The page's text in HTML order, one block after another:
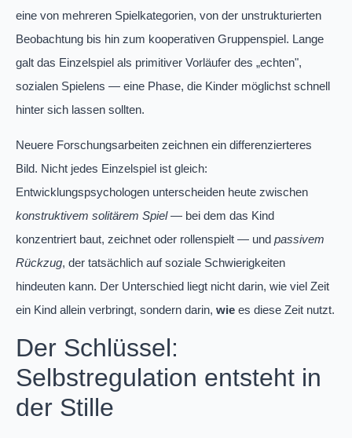
eine von mehreren Spielkategorien, von der unstrukturierten
Beobachtung bis hin zum kooperativen Gruppenspiel. Lange
galt das Einzelspiel als primitiver Vorläufer des „echten",
sozialen Spielens — eine Phase, die Kinder möglichst schnell
hinter sich lassen sollten.
Neuere Forschungsarbeiten zeichnen ein differenzierteres
Bild. Nicht jedes Einzelspiel ist gleich:
Entwicklungspsychologen unterscheiden heute zwischen
konstruktivem solitärem Spiel— bei dem das Kind
konzentriert baut, zeichnet oder rollenspielt — und passivem
Rückzug, der tatsächlich auf soziale Schwierigkeiten
hindeuten kann. Der Unterschied liegt nicht darin, wie viel Zeit
ein Kind allein verbringt, sondern darin, wie es diese Zeit nutzt.
Der Schlüssel:
Selbstregulation entsteht in
der Stille